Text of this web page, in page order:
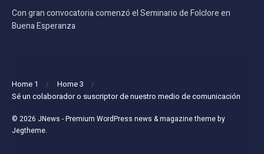
Con gran convocatoria comenzó el Seminario de Folclore en
Buena Esperanza
Home 1
Home 3
Sé un colaborador o suscriptor de nuestro medio de comunicación
© 2026 JNews - Premium WordPress news & magazine theme by
Jegtheme.